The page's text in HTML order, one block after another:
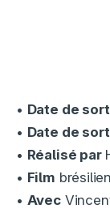
• Date de
• Date de
• Réalisé par
• Film brésilien
• Avec